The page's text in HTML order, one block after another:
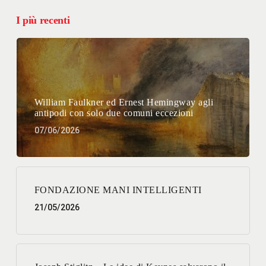
I più recenti
William Faulkner ed Ernest Hemingway agli
antipodi con solo due comuni eccezioni
07/06/2026
FONDAZIONE MANI INTELLIGENTI
21/05/2026